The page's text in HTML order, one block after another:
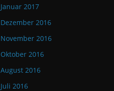
Januar 2017
Dezember 2016
November 2016
Oktober 2016
August 2016
Juli 2016